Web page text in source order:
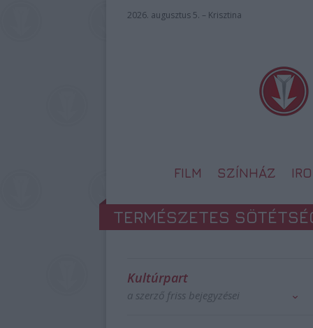
2026. augusztus 5. – Krisztina
FILM SZÍNHÁZ
TERMÉSZETES
Kultúrpart
a szerző friss bejegyzései